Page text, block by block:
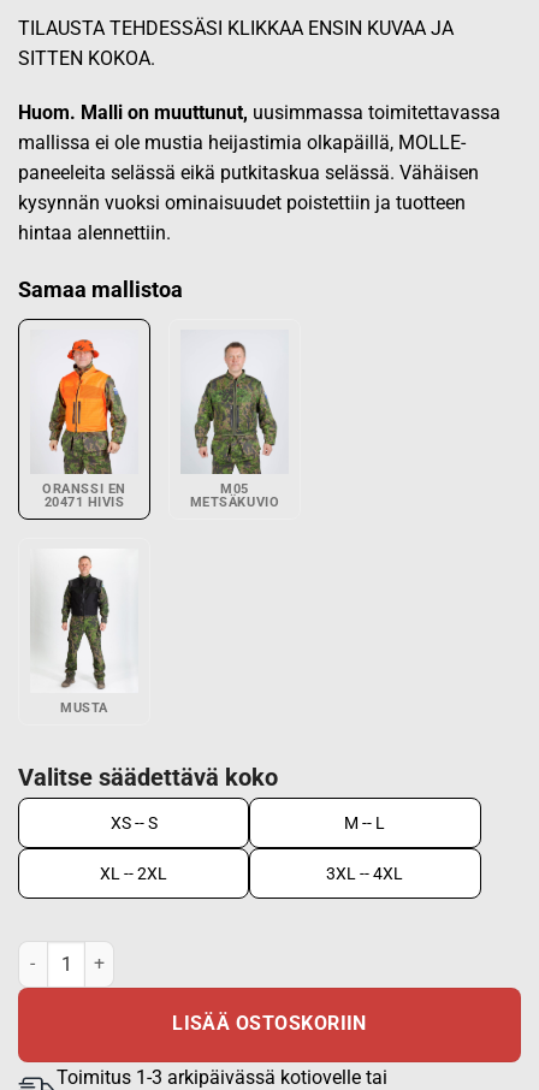
TILAUSTA TEHDESSÄSI KLIKKAA ENSIN KUVAA JA
SITTEN KOKOA.
Huom. Malli on muuttunut, uusimmassa toimitettavassa
mallissa ei ole mustia heijastimia olkapäillä, MOLLE-
paneeleita selässä eikä putkitaskua selässä. Vähäisen
kysynnän vuoksi ominaisuudet poistettiin ja tuotteen
hintaa alennettiin.
Samaa mallistoa
ORANSSI EN
20471 HIVIS
M05
METSÄKUVIO
MUSTA
Valitse säädettävä koko
XS -- S M -- L
XL -- 2XL 3XL -- 4XL
Metsästysliivi Nuka-Trail, M148 - Oranssi määrä
LISÄÄ OSTOSKORIIN
Toimitus 1-3 arkipäivässä kotiovelle tai